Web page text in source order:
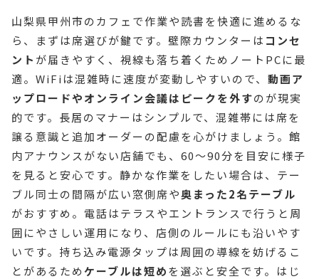
山梨県甲州市のカフェで作業や読書を快適に進めるな
ら、まずは席選びが鍵です。壁際カウンターは コンセ
ント が届きやすく、視線も落ち着くためノートPCに最
適。WiFiは混雑時に速度が変動しやすいので、 動画ア
ップロードやオンライン会議はピークを外すのが現実
的です。長居のマナーはシンプルで、混雑帯には席を
譲る意識と追加オーダーの配慮を心がけましょう。館
内アナウンスがない店舗でも、60〜90分を目安に様子
を見ると安心です。静かな作業をしたい場合は、テー
ブル同士の間隔が広い窓側席や奥まった2名テーブル
がおすすめ。電話はテラスやエントランスで行うと周
囲にやさしい運用になり、店側のルールにも沿いやす
いです。持ち込み電源タップは周囲の導線を妨げるこ
とがあるためケーブルは短めを選ぶと安全です。はじ